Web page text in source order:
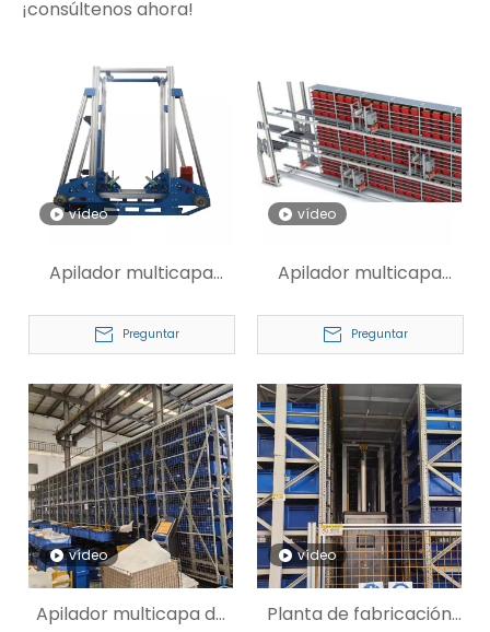
¡consúltenos ahora!
vídeo
Apilador multicapa
Preguntar
vídeo
Apilador multicapa
producción
Preguntar
vídeo
Apilador multicapa de
vídeo
Planta de fabricación